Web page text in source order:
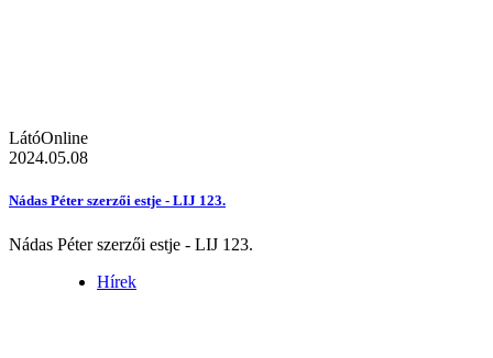
LátóOnline
2024.05.08
Nádas Péter szerzői estje - LIJ 123.
Nádas Péter szerzői estje - LIJ 123.
Hírek